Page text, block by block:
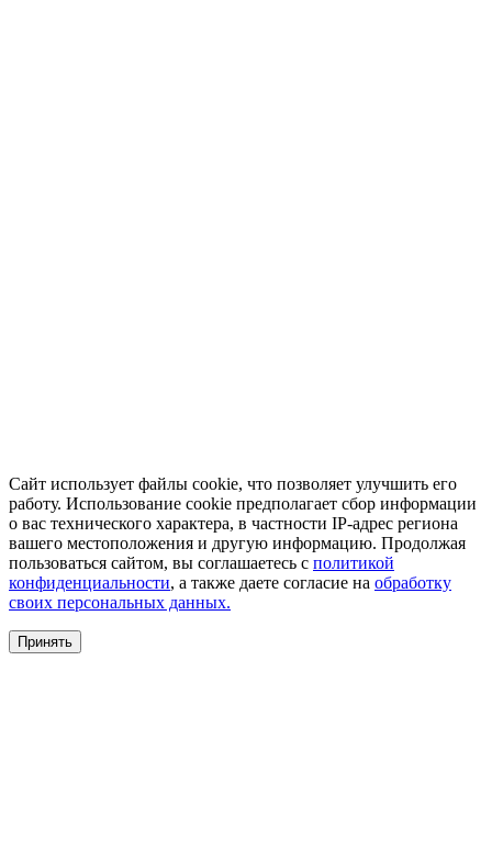
Сайт использует файлы cookie, что позволяет улучшить его
работу. Использование cookie предполагает сбор информации
о вас технического характера, в частности IP-адрес региона
вашего местоположения и другую информацию. Продолжая
пользоваться сайтом, вы соглашаетесь с политикой
конфиденциальности, а также даете согласие на обработку
своих персональных данных.
Принять